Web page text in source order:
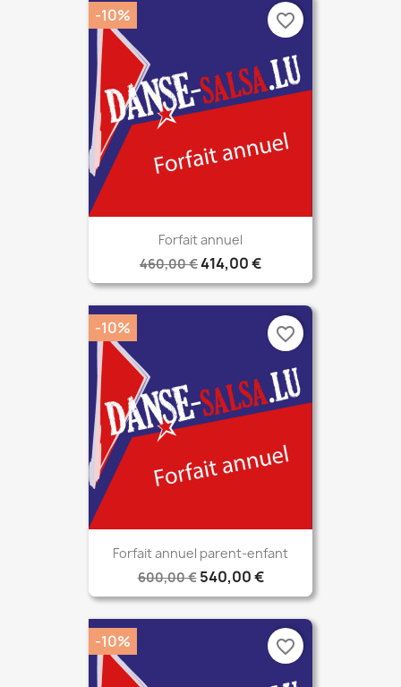
Forfait annuel
460,00 €414,00 €
-10% favorite_border
Forfait annuel parent-enfant
600,00 € 540,00 €
-10% favorite_border
-10% favorite_border